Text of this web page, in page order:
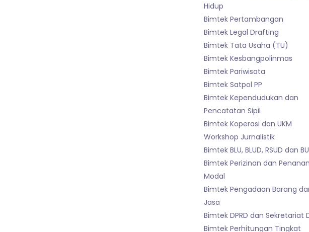
Hidup
Bimtek Pertambangan
Bimtek Legal Drafting
Bimtek Tata Usaha (TU)
Bimtek Kesbangpolinmas
Bimtek Pariwisata
Bimtek Satpol PP
Bimtek Kependudukan dan
Pencatatan Sipil
Bimtek Koperasi dan UKM
Workshop Jurnalistik
Bimtek BLU, BLUD, RSUD dan
Bimtek Perizinan dan
Modal
Bimtek Pengadaan Barang
Jasa
Bimtek DPRD dan Sekretariat
Bimtek Perhitungan Tingkat